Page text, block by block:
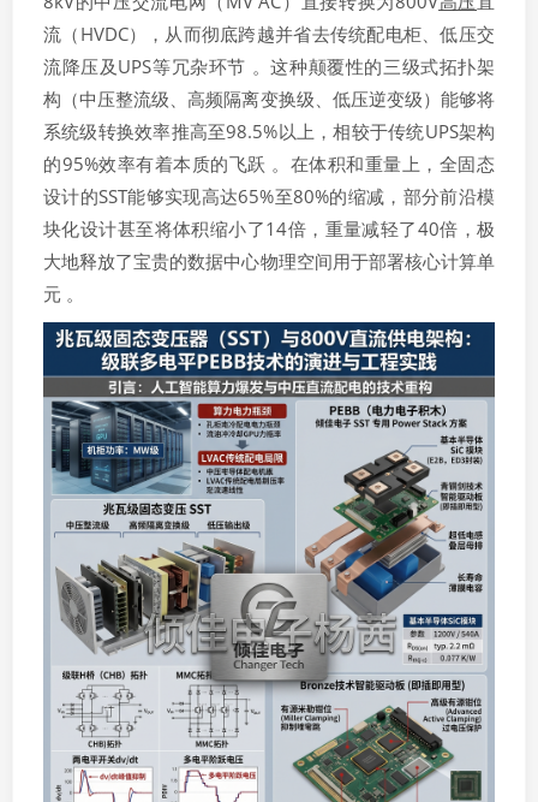
流（HVDC），从而彻底跨越并省去传统配电柜、低压交
流降压及UPS等冗杂环节 。这种颠覆性的三级式拓扑架
构（中压整流级、高频隔离变换级、低压逆变级）能够将
系统级转换效率推高至98.5%以上，相较于传统UPS架构
的95%效率有着本质的飞跃 。在体积和重量上，全固态
设计的SST能够实现高达65%至80%的缩减，部分前沿模
块化设计甚至将体积缩小了14倍，重量减轻了40倍，极
大地释放了宝贵的数据中心物理空间用于部署核心计算单
元 。